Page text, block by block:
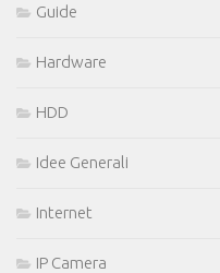
Guide
Hardware
HDD
Idee Generali
Internet
IP Camera